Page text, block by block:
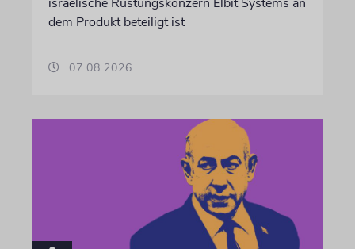
dem Produkt beteiligt ist
07.08.2026